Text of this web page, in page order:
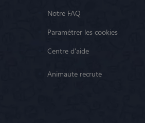
Notre FAQ
Paramétrer les cookies
Centre d'aide
Animaute recrute